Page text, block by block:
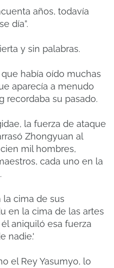
años, todavía
día”.
y sin palabras.
había oído muchas
aparecía a menudo
recordaba su pasado.
la fuerza de ataque
Zhongyuan al
mil hombres,
cada uno en la
la cima de sus
en la cima de las artes
aniquiló esa fuerza
nadie.'
el Rey Yasumyo, lo